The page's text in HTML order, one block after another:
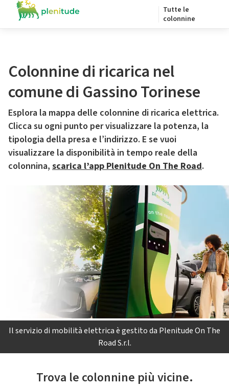
Tutte le
colonnine
Colonnine di ricarica nel
comune di Gassino Torinese
Esplora la mappa delle colonnine di ricarica elettrica.
Clicca su ogni punto per visualizzare la potenza, la
tipologia della presa e l’indirizzo. E se vuoi
visualizzare la disponibilità in tempo reale della
colonnina, scarica l’app Plenitude On The Road.
Il servizio di mobilità elettrica è gestito da Plenitude On The
Road S.r.l.
Trova le colonnine più vicine.